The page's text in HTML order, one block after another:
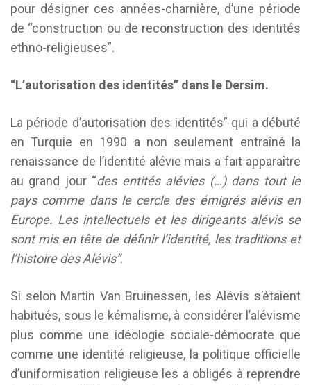
pour désigner ces années-charnière, d’une période
de “construction ou de reconstruction des identités
ethno-religieuses”.
“L’autorisation des identités” dans le Dersim.
La période d’autorisation des identités” qui a débuté
en Turquie en 1990 a non seulement entraîné la
renaissance de l’identité alévie mais a fait apparaître
au grand jour “des entités alévies (…) dans tout le
pays comme dans le cercle des émigrés alévis en
Europe. Les intellectuels et les dirigeants alévis se
sont mis en tête de définir l’identité, les traditions et
l’histoire des Alévis”.
Si selon Martin Van Bruinessen, les Alévis s’étaient
habitués, sous le kémalisme, à considérer l’alévisme
plus comme une idéologie sociale-démocrate que
comme une identité religieuse, la politique officielle
d’uniformisation religieuse les a obligés à reprendre